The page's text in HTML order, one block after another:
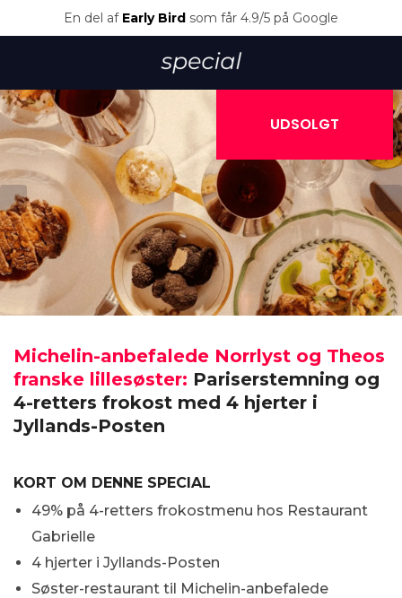
En del af Early Bird som får 4.9/5 på Google
UDSOLGT
Michelin-anbefalede Norrlyst og Theos
franske lillesøster: Pariserstemning og
4-retters frokost med 4 hjerter i
Jyllands-Posten
KORT OM DENNE SPECIAL
49% på 4-retters frokostmenu hos Restaurant
Gabrielle
4 hjerter i Jyllands-Posten
Søster-restaurant til Michelin-anbefalede